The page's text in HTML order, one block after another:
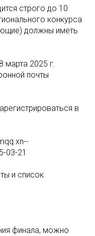
строго до 10
конкурса
должны иметь
марта 2025 г.
почты
в
03-21
и список
финала, можно